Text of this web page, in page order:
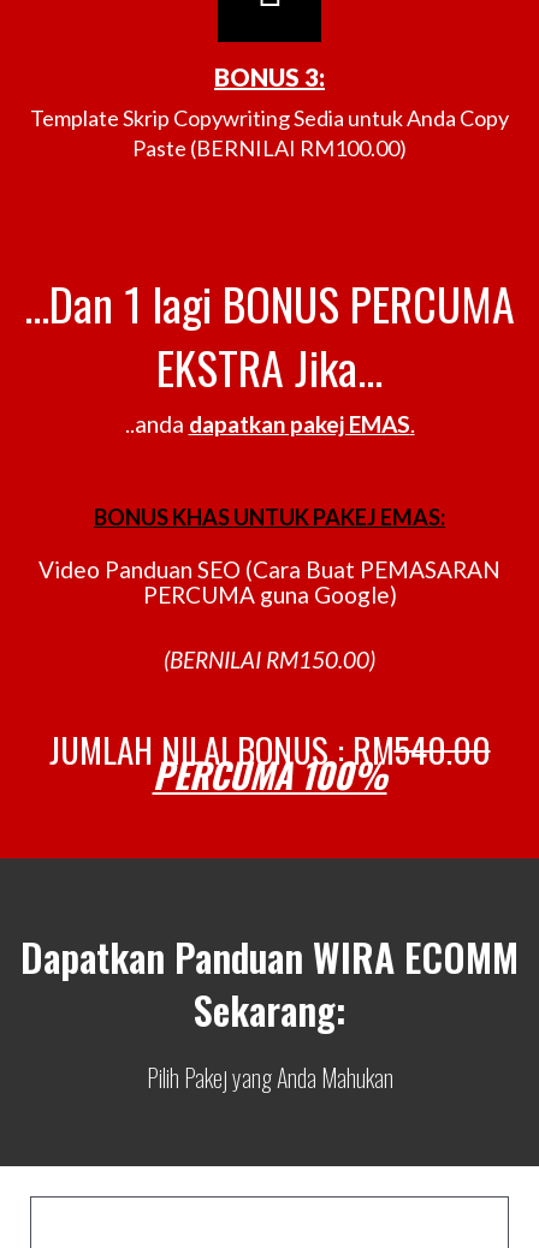
BONUS 3:
Template Skrip Copywriting Sedia untuk Anda Copy
Paste (BERNILAI RM100.00)
...Dan 1 lagi BONUS PERCUMA
EKSTRA Jika...
..anda dapatkan pakej EMAS.
BONUS KHAS UNTUK PAKEJ EMAS:
Video Panduan SEO (Cara Buat PEMASARAN
PERCUMA guna Google)
(BERNILAI RM150.00)
JUMLAH NILAI BONUS : RM540.00
PERCUMA 100%
Dapatkan Panduan WIRA ECOMM
Sekarang:
Pilih Pakej yang Anda Mahukan